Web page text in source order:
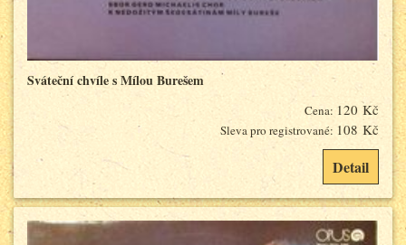
Sváteční chvíle s Mílou Burešem
Cena: 120 Kč
Sleva pro registrované: 108 Kč
Detail